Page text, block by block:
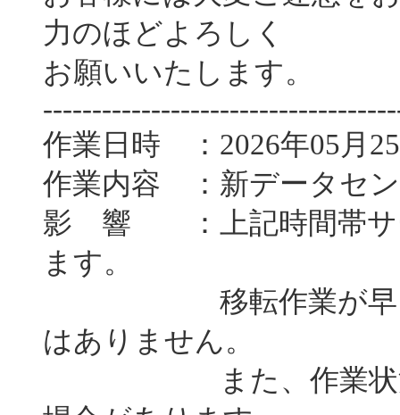
力のほどよろしく
お願いいたします。
作業日時 ：2026年05月
作業内容 ：新データセ
影 響 ：上記時間帯サ
ます。
移転作業が早く終
はありません。
また、作業状況に